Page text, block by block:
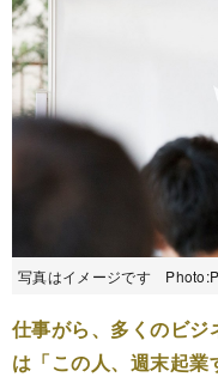
写真はイメージです
仕事がら、多くのビジ
は「この人、週末起